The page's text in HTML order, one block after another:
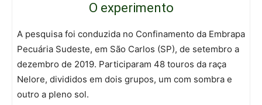
O experimento
A pesquisa foi conduzida no Confinamento da Embrapa
Pecuária Sudeste, em São Carlos (SP), de setembro a
dezembro de 2019. Participaram 48 touros da raça
Nelore, divididos em dois grupos, um com sombra e
outro a pleno sol.